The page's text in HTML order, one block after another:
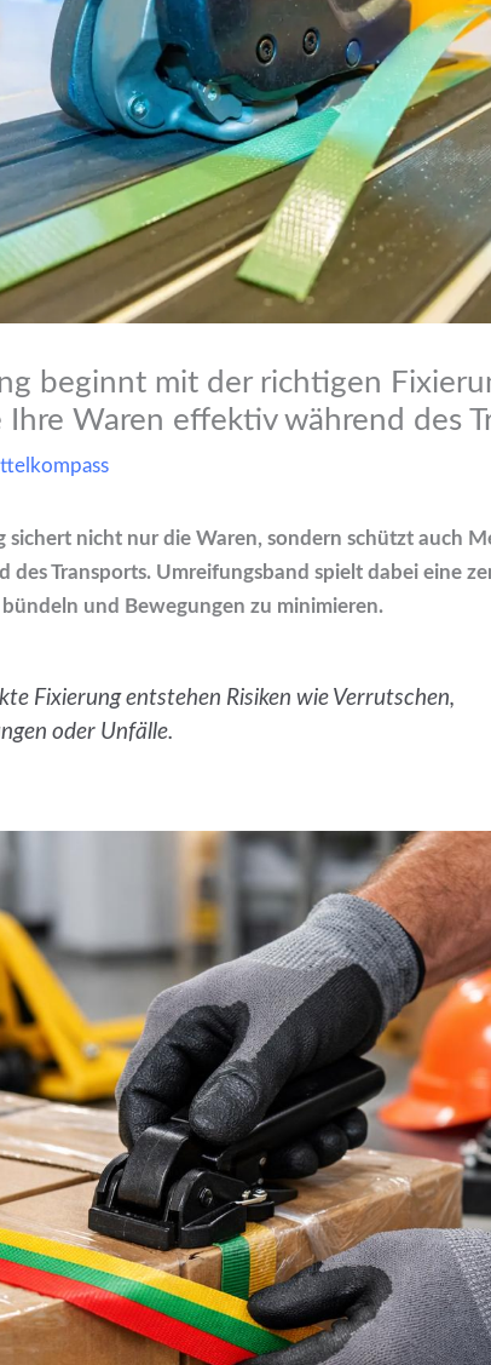
beginnt mit der richtigen
Ihre Waren effektiv während des
sichert nicht nur die Waren, sondern schützt auch
des Transports. Umreifungsband spielt dabei eine
und Bewegungen zu minimieren.
Fixierung entstehen Risiken wie Verrutschen,
oder Unfälle.